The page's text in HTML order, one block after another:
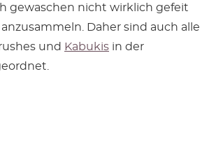
gewaschen nicht wirklich gefeit
Daher sind auch alle
und Kabukis in der